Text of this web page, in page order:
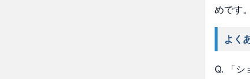
めです
よく
Q. 「シ